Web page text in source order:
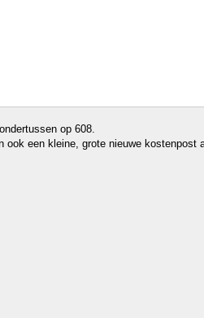
op 608.
een kleine, grote nieuwe kostenpost